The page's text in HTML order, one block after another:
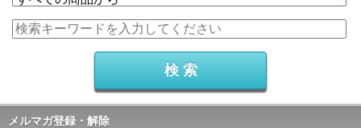
メルマガ登録・解除